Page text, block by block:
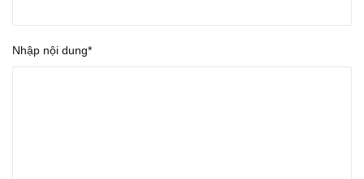
Nhập nội dung*